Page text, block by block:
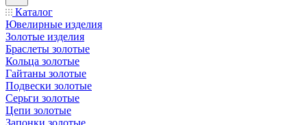
Каталог
Ювелирные изделия
Золотые изделия
Браслеты золотые
Кольца золотые
Гайтаны золотые
Подвески золотые
Серьги золотые
Цепи золотые
Запонки золотые